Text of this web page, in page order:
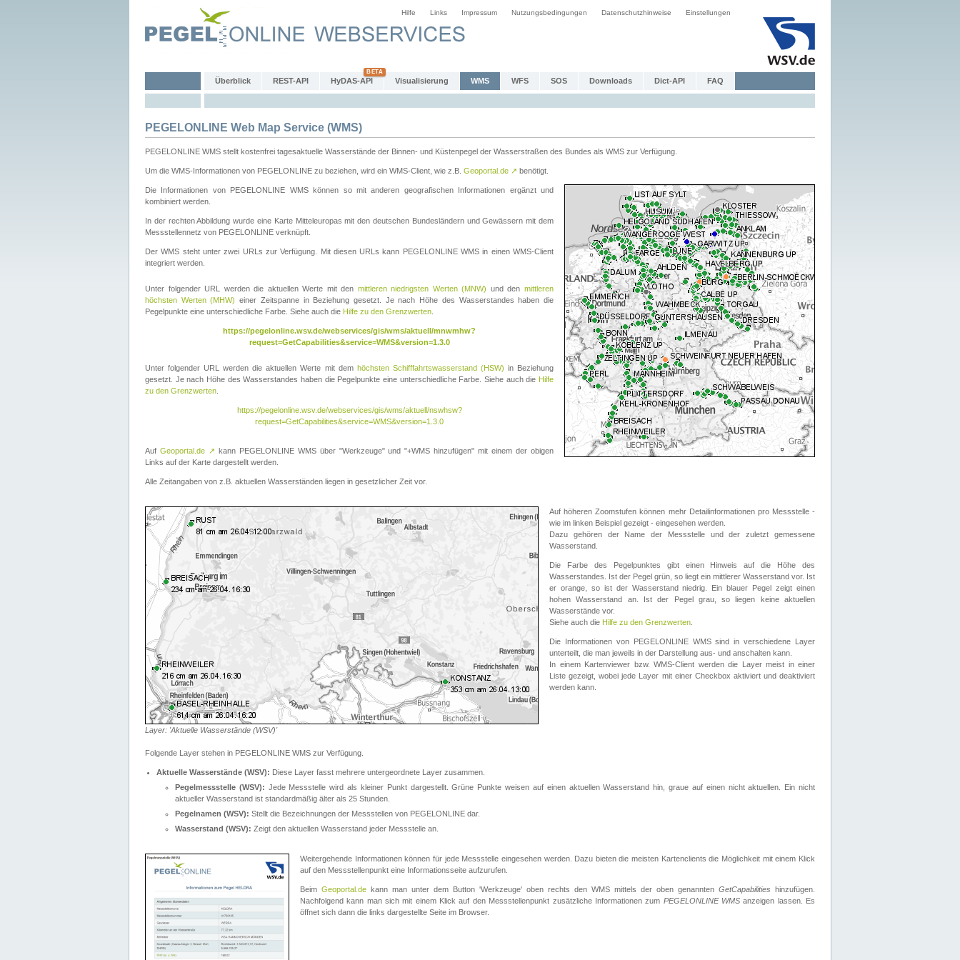
Hilfe Links Impressum Nutzungsbedingungen Datenschutzhinweise Einstellungen
Überblick REST-API HyDAS-API Visualisierung WMS WFS SOS Downloads Dict-API FAQ
PEGELONLINE Web Map Service (WMS)
PEGELONLINE WMS stellt kostenfrei tagesaktuelle Wasserstände der Binnen- und Küstenpegel der Wasserstraßen des Bundes als WMS zur Verfügung.
Um die WMS-Informationen von PEGELONLINE zu beziehen, wird ein WMS-Client, wie z.B. Geoportal.de ↗ benötigt.
Die Informationen von PEGELONLINE WMS können so mit anderen geografischen Informationen ergänzt und
kombiniert werden.
In der rechten Abbildung wurde eine Karte Mitteleuropas mit den deutschen Bundesländern und Gewässern mit dem
Messstellennetz von PEGELONLINE verknüpft.
Der WMS steht unter zwei URLs zur Verfügung. Mit diesen URLs kann PEGELONLINE WMS in einen WMS-Client
integriert werden.
Unter folgender URL werden die aktuellen Werte mit den mittleren niedrigsten Werten (MNW) und denmittleren
höchsten Werten (MHW) einer Zeitspanne in Beziehung gesetzt. Je nach Höhe des Wasserstandes haben die
Pegelpunkte eine unterschiedliche Farbe. Siehe auch die Hilfe zu den Grenzwerten
https://pegelonline.wsv.de/webservices/gis/wms/aktuell/mnwmhw?
request=GetCapabilities&service=WMS&version=1.3.0
Unter folgender URL werden die aktuellen Werte mit dem höchsten Schifffahrtswasserstand (HSW) in Beziehung
gesetzt. Je nach Höhe des Wasserstandes haben die Pegelpunkte eine unterschiedliche Farbe. Siehe auch die Hilfe
zu den Grenzwerten
https://pegelonline.wsv.de/webservices/gis/wms/aktuell/nswhsw?
request=GetCapabilities&service=WMS&version=1.3.0
Auf Geoportal.de ↗ kann PEGELONLINE WMS über "Werkzeuge" und "+WMS hinzufügen" mit einem der obigen
Links auf der Karte dargestellt werden.
Alle Zeitangaben von z.B. aktuellen Wasserständen liegen in gesetzlicher Zeit vor.
Layer: 'Aktuelle Wasserstände (WSV)'
Auf höheren Zoomstufen können mehr Detailinformationen pro Messstelle -
wie im linken Beispiel gezeigt - eingesehen werden.
Dazu gehören der Name der Messstelle und der zuletzt gemessene
Wasserstand.
Die Farbe des Pegelpunktes gibt einen Hinweis auf die Höhe des
Wasserstandes. Ist der Pegel grün, so liegt ein mittlerer Wasserstand vor. Ist
er orange, so ist der Wasserstand niedrig. Ein blauer Pegel zeigt einen
hohen Wasserstand an. Ist der Pegel grau, so liegen keine aktuellen
Wasserstände vor.
Siehe auch die Hilfe zu den Grenzwerten
Die Informationen von PEGELONLINE WMS sind in verschiedene Layer
unterteilt, die man jeweils in der Darstellung aus- und anschalten kann.
In einem Kartenviewer bzw. WMS-Client werden die Layer meist in einer
Liste gezeigt, wobei jede Layer mit einer Checkbox aktiviert und deaktiviert
werden kann.
Folgende Layer stehen in PEGELONLINE WMS zur Verfügung.
Aktuelle Wasserstände (WSV): Diese Layer fasst mehrere untergeordnete Layer zusammen.
Pegelmessstelle (WSV): Jede Messstelle wird als kleiner Punkt dargestellt. Grüne Punkte weisen auf einen aktuellen Wasserstand hin, graue auf einen nicht aktuellen. Ein nicht
aktueller Wasserstand ist standardmäßig älter als 25 Stunden.
Pegelnamen (WSV): Stellt die Bezeichnungen der Messstellen von PEGELONLINE dar.
Wasserstand (WSV): Zeigt den aktuellen Wasserstand jeder Messstelle an.
Weitergehende Informationen können für jede Messstelle eingesehen werden. Dazu bieten die meisten Kartenclients die Möglichkeit mit einem Klick
auf den Messstellenpunkt eine Informationsseite aufzurufen.
Beim Geoportal.de kann man unter dem Button 'Werkzeuge' oben rechts den WMS mittels der oben genannten GetCapabilities hinzufügen.
Nachfolgend kann man sich mit einem Klick auf den Messstellenpunkt zusätzliche Informationen zum PEGELONLINE WMSanzeigen lassen. Es
öffnet sich dann die links dargestellte Seite im Browser.